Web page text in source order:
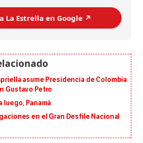
La Estrella en Google ↗️
asume Presidencia de Colombia
Gustavo Petro
luego, Panamá
en el Gran Desfile Nacional